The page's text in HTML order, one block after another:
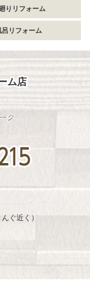
りリフォーム
呂リフォーム
ム店
ぐ近く）